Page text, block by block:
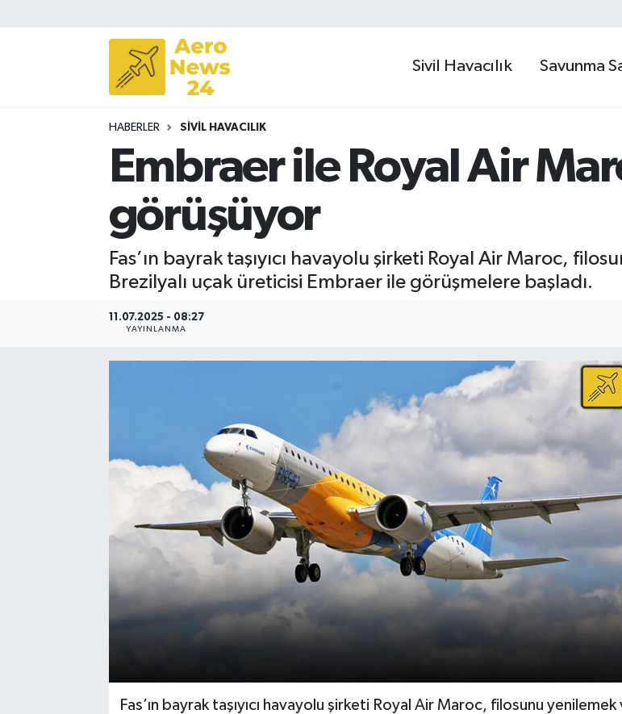
Sivil Havacılık Savunma
HABERLER SIVIL HAVACILIK
Embraer ile Royal Air
görüşüyor
Fas’ın bayrak taşıyıcı havayolu şirketi Royal Air Maroc,
Brezilyalı uçak üreticisi Embraer ile görüşmelere başladı.
11.07.2025 - 08:27
YAYINLANMA
Fas’ın bayrak taşıyıcı havayolu şirketi Royal Air Maroc, filosunu yenilemek
Sivil Havacılık